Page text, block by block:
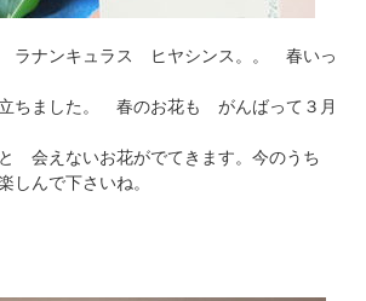
ラナンキュラス ヒヤシンス。。 春いっ
ました。 春のお花も がんばって３月
会えないお花がでてきます。今のうち
んで下さいね。